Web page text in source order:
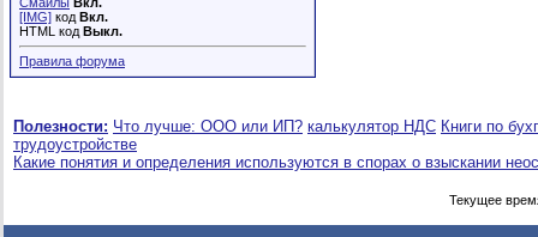
[IMG] код Вкл.
HTML код Выкл.
Правила форума
Полезности: Что лучше: ООО или ИП? калькулятор НДС Книги по
трудоустройстве
Какие понятия и определения используются в спорах о взыскании
Текущее